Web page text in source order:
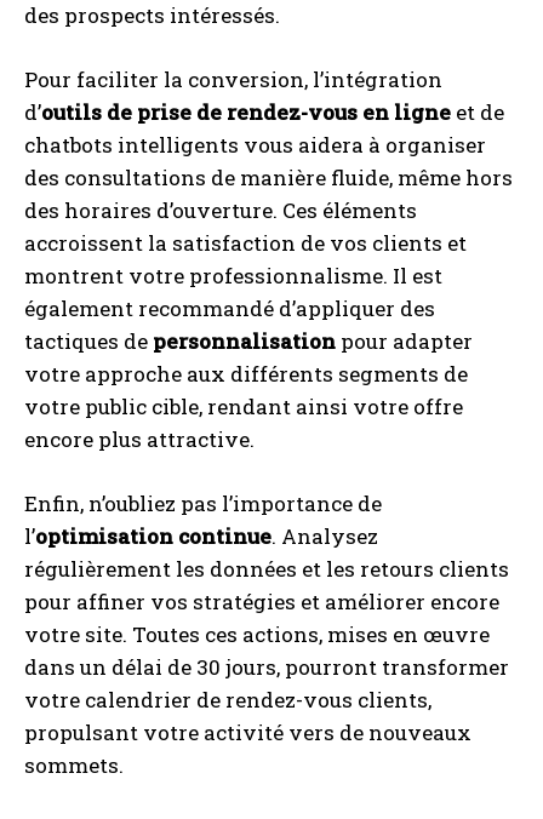
des prospects intéressés.
Pour faciliter la conversion, l’intégration
d’outils de prise de rendez-vous en ligne et de
chatbots intelligents vous aidera à organiser
des consultations de manière fluide, même hors
des horaires d’ouverture. Ces éléments
accroissent la satisfaction de vos clients et
montrent votre professionnalisme. Il est
également recommandé d’appliquer des
tactiques de personnalisation pour adapter
votre approche aux différents segments de
votre public cible, rendant ainsi votre offre
encore plus attractive.
Enfin, n’oubliez pas l’importance de
l’optimisation continue. Analysez
régulièrement les données et les retours clients
pour affiner vos stratégies et améliorer encore
votre site. Toutes ces actions, mises en œuvre
dans un délai de 30 jours, pourront transformer
votre calendrier de rendez-vous clients,
propulsant votre activité vers de nouveaux
sommets.